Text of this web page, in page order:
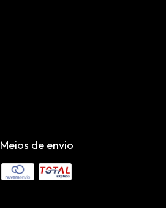
Meios de envio